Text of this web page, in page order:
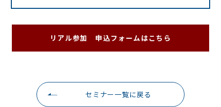
リアル参加 申込フォームはこちら
セミナー一覧に戻る